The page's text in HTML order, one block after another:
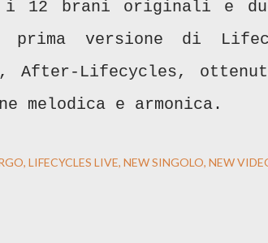
i 12 brani originali e
prima versione di
After-Lifecycles,
melodica e armonica.
LIFECYCLES LIVE NEW SINGOLO NEW